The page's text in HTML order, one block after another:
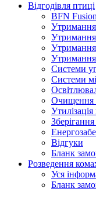
Відгодівля птиці
BFN Fusion
Утримання
Утримання
Утримання
Системи
Системи
Очищення
Відгуки
Бланк
Розведення
Уся
Бланк